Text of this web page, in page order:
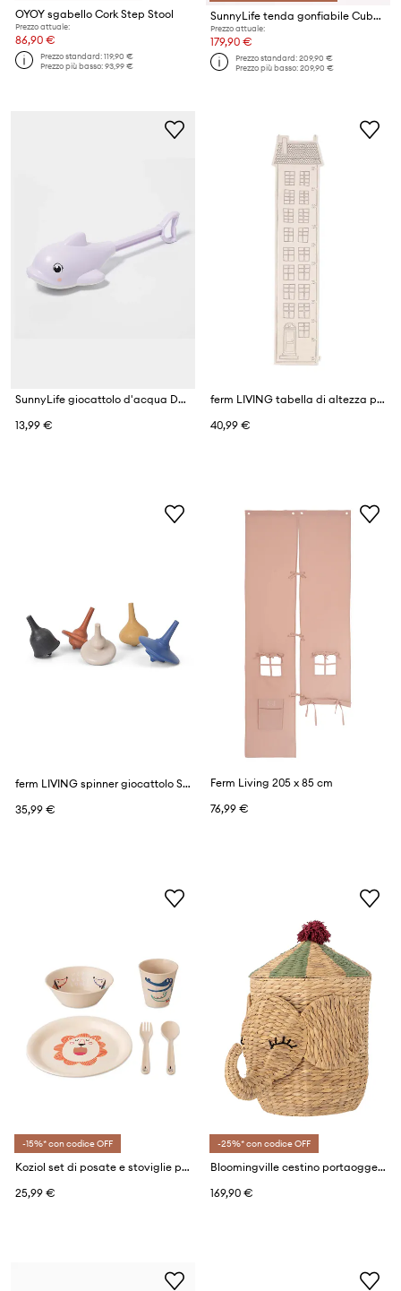
OYOY sgabello Cork Step Stool
Prezzo attuale:
86,90 €
Prezzo standard:119,90 €
Prezzo più basso:93,99 €
SunnyLife tenda gonfiabile Cubby Circus Tent
Prezzo attuale:
179,90 €
Prezzo standard:209,90 €
Prezzo più basso:209,90 €
SunnyLife giocattolo d'acqua Dolphin Pastel
13,99 €
ferm LIVING tabella di altezza per i bambini Abode Growth Chart
40,99 €
ferm LIVING spinner giocattolo Spin Tops pacco da 5
35,99 €
Ferm Living 205 x 85 cm
76,99 €
-15%* con codice OFF
Koziol set di posate e stoviglie per bambini pacco da 5
25,99 €
-25%* con codice OFF
Bloomingville cestino portaoggetti Bobo 35 x 50 x 35 cm
169,90 €